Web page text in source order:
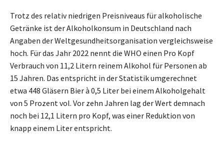
Trotz des relativ niedrigen Preisniveaus für alkoholische
Getränke ist der Alkoholkonsum in Deutschland nach
Angaben der Weltgesundheitsorganisation vergleichsweise
hoch. Für das Jahr 2022 nennt die WHO einen Pro Kopf
Verbrauch von 11,2 Litern reinem Alkohol für Personen ab
15 Jahren. Das entspricht in der Statistik umgerechnet
etwa 448 Gläsern Bier à 0,5 Liter bei einem Alkoholgehalt
von 5 Prozent vol. Vor zehn Jahren lag der Wert demnach
noch bei 12,1 Litern pro Kopf, was einer Reduktion von
knapp einem Liter entspricht.